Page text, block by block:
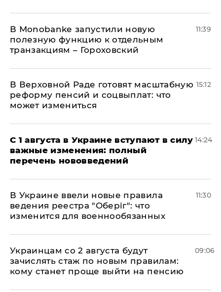
В Мonobankе запустили новую
полезную функцию к отдельным
транзакциям – Гороховский
11:39
В Верховной Раде готовят масштабную
реформу пенсий и соцвыплат: что
может измениться
15:12
С 1 августа в Украине вступают в силу
важные изменения: полный
перечень нововведений
14:24
В Украине ввели новые правила
ведения реестра "Оберіг": что
изменится для военнообязанных
11:30
Украинцам со 2 августа будут
зачислять стаж по новым правилам:
кому станет проще выйти на пенсию
09:06